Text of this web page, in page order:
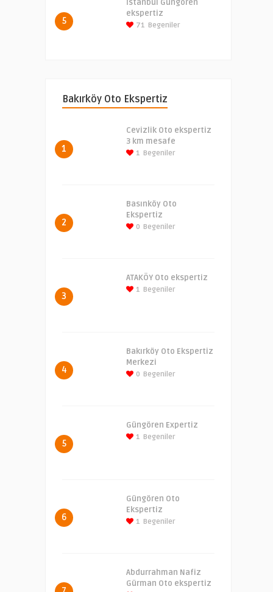
5
İstanbul Güngören
ekspertiz
71 Begeniler
Bakırköy Oto Ekspertiz
1
Cevizlik Oto ekspertiz
3 km mesafe
1 Begeniler
2
Basınköy Oto
Ekspertiz
0 Begeniler
3
ATAKÖY Oto ekspertiz
1 Begeniler
4
Bakırköy Oto Ekspertiz
Merkezi
0 Begeniler
5
Güngören Expertiz
1 Begeniler
6
Güngören Oto
Ekspertiz
1 Begeniler
Abdurrahman Nafiz
Gürman Oto ekspertiz